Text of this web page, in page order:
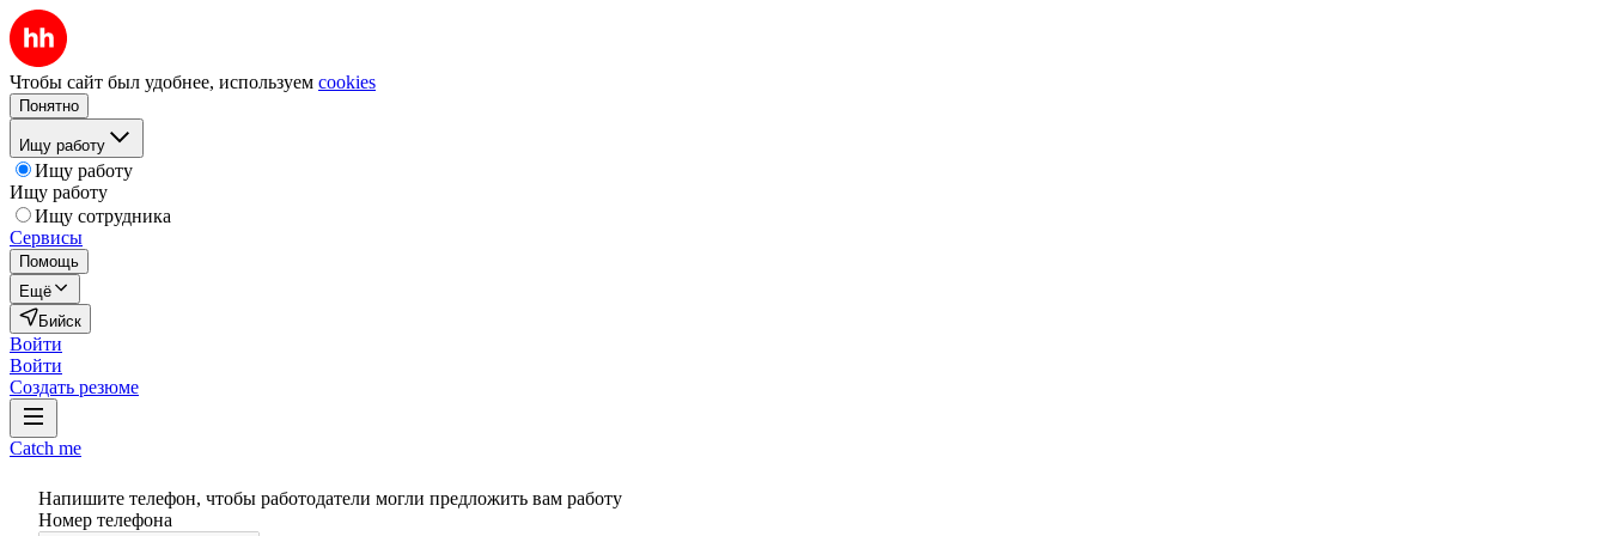
Чтобы сайт был удобнее, используем cookies
Понятно
Ищу работу
Ищу работу
Ищу работу
Ищу сотрудника
Сервисы
Помощь
Ещё
Бийск
Войти
Войти
Создать резюме
Catch me
Напишите телефон, чтобы работодатели могли предложить вам работу
Номер телефона